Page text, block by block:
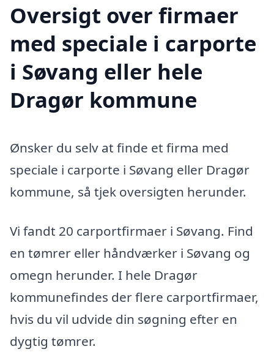
Oversigt over firmaer
med speciale i carporte
i Søvang eller hele
Dragør kommune
Ønsker du selv at finde et firma med
speciale i carporte i Søvang eller Dragør
kommune, så tjek oversigten herunder.
Vi fandt 20 carportfirmaer i Søvang. Find
en tømrer eller håndværker i Søvang og
omegn herunder. I hele Dragør
kommunefindes der flere carportfirmaer,
hvis du vil udvide din søgning efter en
dygtig tømrer.